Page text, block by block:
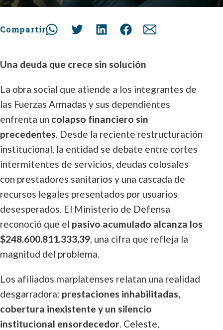
Compartir
Una deuda que crece sin solución
La obra social que atiende a los integrantes de
las Fuerzas Armadas y sus dependientes
enfrenta un colapso financiero sin
precedentes. Desde la reciente restructuración
institucional, la entidad se debate entre cortes
intermitentes de servicios, deudas colosales
con prestadores sanitarios y una cascada de
recursos legales presentados por usuarios
desesperados. El Ministerio de Defensa
reconoció que el pasivo acumulado alcanza los
$248.600.811.333,39, una cifra que refleja la
magnitud del problema.
Los afiliados marplatenses relatan una realidad
desgarradora: prestaciones inhabilitadas,
cobertura inexistente y un silencio
institucional ensordecedor. Celeste,